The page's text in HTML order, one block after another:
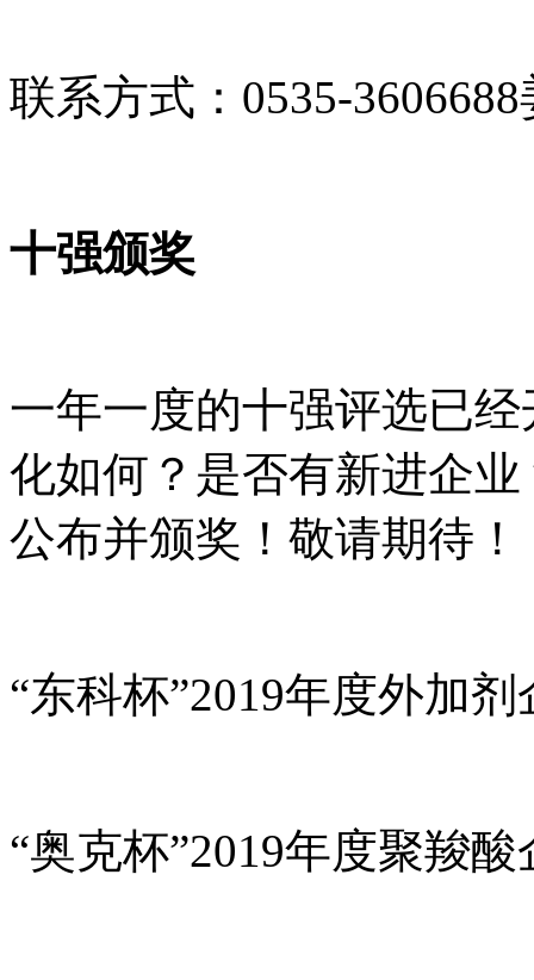
联系方式：0535-
十强颁奖
一年一度的十强评选已
化如何？是否有新进企
公布并颁奖！敬请期待！
“东科杯”2019年度外加
“奥克杯”2019年度聚羧